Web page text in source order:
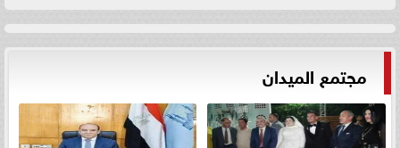
مجتمع الميدان